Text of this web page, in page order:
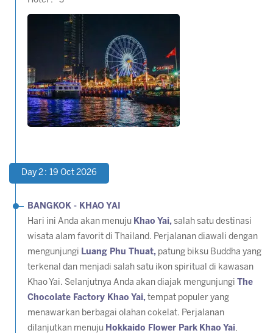
Day 2 : 19 Oct 2026
BANGKOK - KHAO YAI
Hari ini Anda akan menuju Khao Yai, salah satu destinasi
wisata alam favorit di Thailand. Perjalanan diawali dengan
mengunjungi Luang Phu Thuat, patung biksu Buddha yang
terkenal dan menjadi salah satu ikon spiritual di kawasan
Khao Yai. Selanjutnya Anda akan diajak mengunjungi
The
Chocolate Factory Khao Yai, tempat populer yang
menawarkan berbagai olahan cokelat. Perjalanan
dilanjutkan menuju Hokkaido Flower Park Khao Yai,